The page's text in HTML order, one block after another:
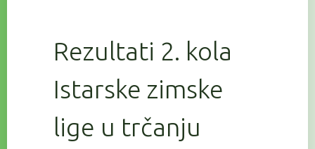
Rezultati 2. kola
Istarske zimske
lige u trčanju